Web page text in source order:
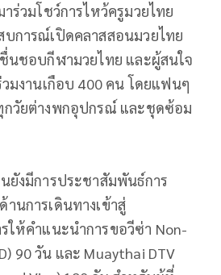
ร่วมโชว์การไหว้ครูมวยไทย
การณ์เปิดคลาสสอนมวยไทย
นชอบกีฬามวยไทย และผู้สนใจ
มงานเกือบ 400 คน โดยแฟนๆ
วัยต่างพกอุปกรณ์ และชุดซ้อม
ยังมีการประชาสัมพันธ์การ
นการเดินทางเข้าสู่
ให้คำแนะนำการขอวีซ่า Non-
90 วัน และ Muaythai DTV